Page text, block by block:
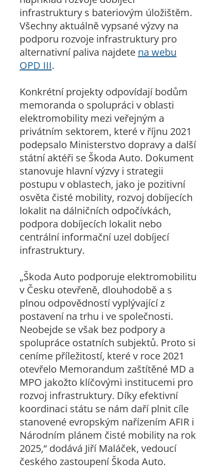
infrastruktury s bateriovým úložištěm.
Všechny aktuálně vypsané výzvy na
podporu rozvoje infrastruktury pro
alternativní paliva najdete na webu
OPD III.
Konkrétní projekty odpovídají bodům
memoranda o spolupráci v oblasti
elektromobility mezi veřejným a
privátním sektorem, které v říjnu 2021
podepsalo Ministerstvo dopravy a další
státní aktéři se Škoda Auto. Dokument
stanovuje hlavní výzvy i strategii
postupu v oblastech, jako je pozitivní
osvěta čisté mobility, rozvoj dobíjecích
lokalit na dálničních odpočívkách,
podpora dobíjecích lokalit nebo
centrální informační uzel dobíjecí
infrastruktury.
„Škoda Auto podporuje elektromobilitu
v Česku otevřeně, dlouhodobě a s
plnou odpovědností vyplývající z
postavení na trhu i ve společnosti.
Neobejde se však bez podpory a
spolupráce ostatních subjektů. Proto si
ceníme příležitostí, které v roce 2021
otevřelo Memorandum zaštítěné MD a
MPO jakožto klíčovými institucemi pro
rozvoj infrastruktury. Díky efektivní
koordinaci státu se nám daří plnit cíle
stanovené evropským nařízením AFIR i
Národním plánem čisté mobility na rok
2025,“ dodává Jiří Maláček, vedoucí
českého zastoupení Škoda Auto.